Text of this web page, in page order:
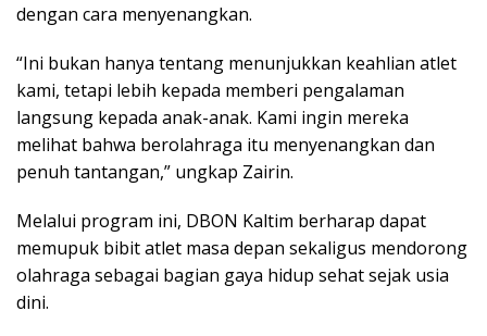
dengan cara menyenangkan.
“Ini bukan hanya tentang menunjukkan keahlian atlet
kami, tetapi lebih kepada memberi pengalaman
langsung kepada anak-anak. Kami ingin mereka
melihat bahwa berolahraga itu menyenangkan dan
penuh tantangan,” ungkap Zairin.
Melalui program ini, DBON Kaltim berharap dapat
memupuk bibit atlet masa depan sekaligus mendorong
olahraga sebagai bagian gaya hidup sehat sejak usia
dini.